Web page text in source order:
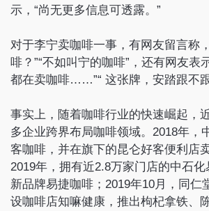
示，“尚无更多信息可透露。”
对于李宁卖咖啡一事，有网友留言称
啡？”“不如叫宁的咖啡”，还有网友表
都在卖咖啡……”“ 这张牌，安踏跟不
事实上，随着咖啡行业的快速崛起，
多企业跨界布局咖啡领域。2018年，
客咖啡，并在旗下的昆仑好客便利店
2019年，拥有近2.8万家门店的中石
新品牌易捷咖啡；2019年10月，同仁
设咖啡店知嘛健康，推出枸杞拿铁、